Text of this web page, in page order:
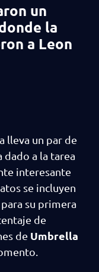
un
la
a Leon
lleva un par de
dado a la tarea
interesante
se incluyen
su primera
de
de Umbrella